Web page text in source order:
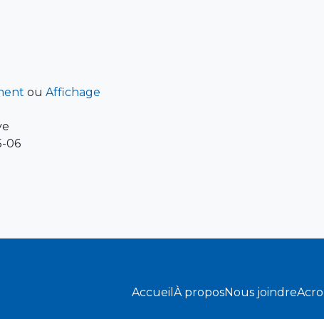
ou Affichage
06
Accueil À proposNous joindre